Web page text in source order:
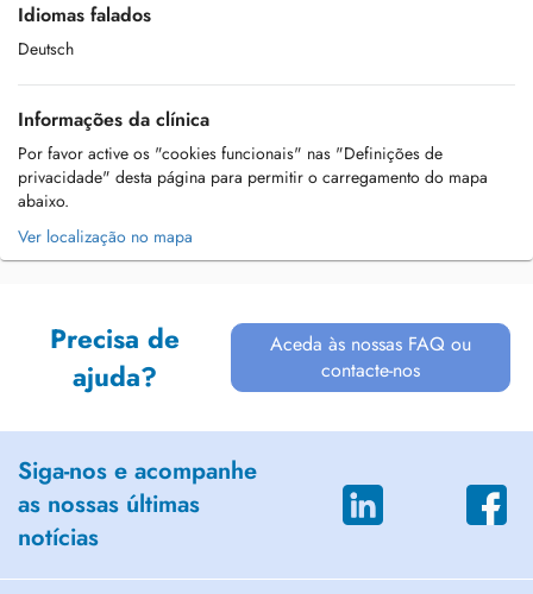
Idiomas falados
Deutsch
Informações da clínica
Por favor active os "cookies funcionais" nas "Definições de
privacidade" desta página para permitir o carregamento do mapa
abaixo.
Ver localização no mapa
Precisa de
ajuda?
Aceda às nossas FAQ ou
contacte-nos
Siga-nos e acompanhe
as nossas últimas
notícias